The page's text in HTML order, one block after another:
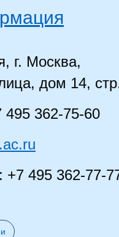
г. Москва,
дом 14,
495 362-75-60
: +7 495 362-77-